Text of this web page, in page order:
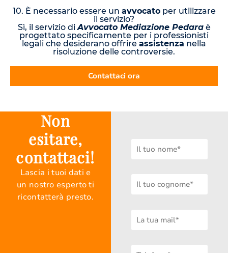
10. È necessario essere un avvocatoper utilizzare
il servizio?
Sì, il servizio diAvvocato Mediazione Pedaraè
progettato specificamente per i professionisti
legali che desiderano offrire assistenza nella
risoluzione delle controversie.
Contattaci ora
Non
esitare,
contattaci!
Lascia i tuoi dati e
un nostro esperto ti
ricontatterà presto.